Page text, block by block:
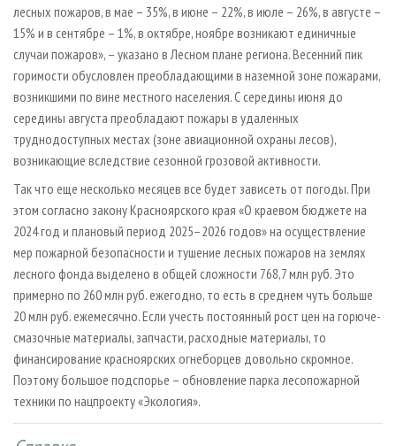
лесных пожаров, в мае – 35%, в июне – 22%, в июле – 26%, в августе –
15% и в сентябре – 1%, в октябре, ноябре возникают единичные
случаи пожаров», – указано в Лесном плане региона. Весенний пик
горимости обусловлен преобладающими в наземной зоне пожарами,
возникшими по вине местного населения. С середины июня до
середины августа преобладают пожары в удаленных
труднодоступных местах (зоне авиационной охраны лесов),
возникающие вследствие сезонной грозовой активности.
Так что еще несколько месяцев все будет зависеть от погоды. При
этом согласно закону Красноярского края «О краевом бюджете на
2024 год и плановый период 2025–2026 годов» на осуществление
мер пожарной безопасности и тушение лесных пожаров на землях
лесного фонда выделено в общей сложности 768,7 млн руб. Это
примерно по 260 млн руб. ежегодно, то есть в среднем чуть больше
20 млн руб. ежемесячно. Если учесть постоянный рост цен на горюче-
смазочные материалы, запчасти, расходные материалы, то
финансирование красноярских огнеборцев довольно скромное.
Поэтому большое подспорье – обновление парка лесопожарной
техники по нацпроекту «Экология».